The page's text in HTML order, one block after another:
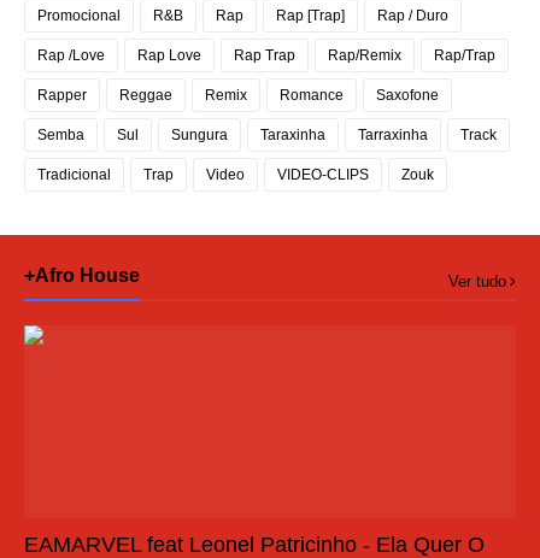
Promocional R&B Rap Rap [Trap] Rap / Duro
Rap /Love Rap Love Rap Trap Rap/Remix Rap/Trap
Rapper Reggae Remix Romance Saxofone
Semba Sul Sungura Taraxinha Tarraxinha Track
Tradicional Trap Video VIDEO-CLIPS Zouk
+Afro House Ver tudo
EAMARVEL feat Leonel Patricinho - Ela Quer O